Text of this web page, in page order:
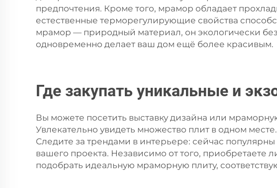
предпочтения. Кроме того, мрамор обладает
естественные терморегулирующие свойства
мрамор — природный материал, он экологически
одновременно делает ваш дом ещё более красивым.
Где закупать уникальные и
Вы можете посетить выставку дизайна или
Увлекательно увидеть множество плит в одном
Следите за трендами в интерьере: сейчас
вашего проекта. Независимо от того,
подобрать идеальную мраморную плиту,